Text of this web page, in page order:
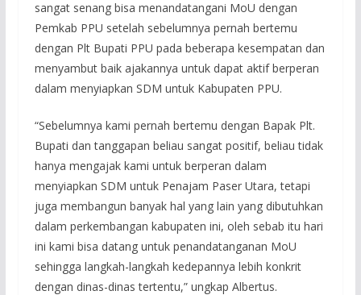
sangat senang bisa menandatangani MoU dengan
Pemkab PPU setelah sebelumnya pernah bertemu
dengan Plt Bupati PPU pada beberapa kesempatan dan
menyambut baik ajakannya untuk dapat aktif berperan
dalam menyiapkan SDM untuk Kabupaten PPU.
“Sebelumnya kami pernah bertemu dengan Bapak Plt.
Bupati dan tanggapan beliau sangat positif, beliau tidak
hanya mengajak kami untuk berperan dalam
menyiapkan SDM untuk Penajam Paser Utara, tetapi
juga membangun banyak hal yang lain yang dibutuhkan
dalam perkembangan kabupaten ini, oleh sebab itu hari
ini kami bisa datang untuk penandatanganan MoU
sehingga langkah-langkah kedepannya lebih konkrit
dengan dinas-dinas tertentu,” ungkap Albertus.